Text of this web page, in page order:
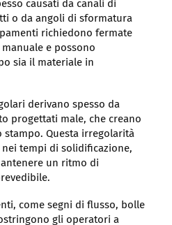
causati da canali di
o da angoli di sformatura
richiedono fermate
e possono
sia il materiale in
derivano spesso da
progettati male, che creano
Questa irregolarità
tempi di solidificazione,
un ritmo di
come segni di flusso, bolle
gli operatori a